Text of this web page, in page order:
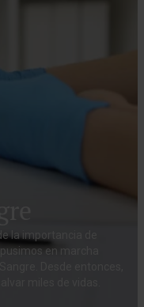
la importancia de
en marcha